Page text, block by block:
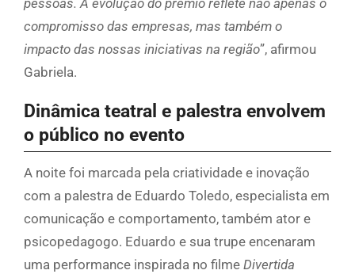
pessoas. A evolução do prêmio reflete não apenas o
compromisso das empresas, mas também o
impacto das nossas iniciativas na região”, afirmou
Gabriela.
Dinâmica teatral e palestra envolvem
o público no evento
A noite foi marcada pela criatividade e inovação
com a palestra de Eduardo Toledo, especialista em
comunicação e comportamento, também ator e
psicopedagogo. Eduardo e sua trupe encenaram
uma performance inspirada no filme Divertida